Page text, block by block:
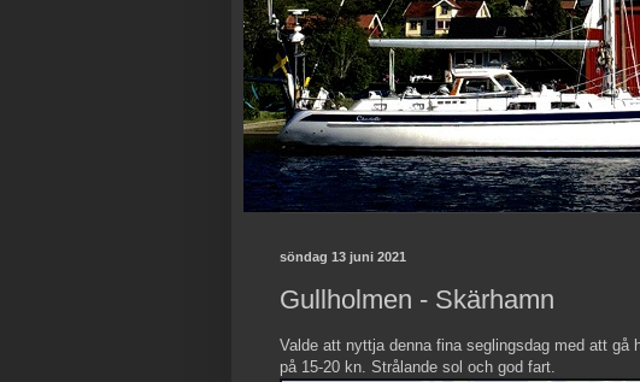
söndag 13 juni 2021
Gullholmen - Skärhamn
Valde att nyttja denna fina seglingsdag med att
på 15-20 kn. Strålande sol och god fart.